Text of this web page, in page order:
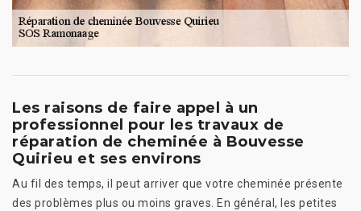
Les raisons de faire appel à un
professionnel pour les travaux de
réparation de cheminée à Bouvesse
Quirieu et ses environs
Au fil des temps, il peut arriver que votre cheminée présente
des problèmes plus ou moins graves. En général, les petites